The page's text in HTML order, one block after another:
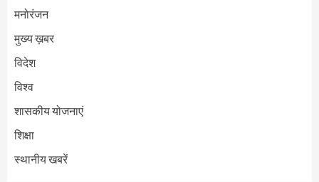
मनोरंजन
मुख्य ख़बर
विदेश
विश्व
शासकीय योजनाएं
शिक्षा
स्थानीय खबरें